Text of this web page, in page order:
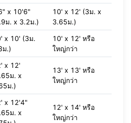
x 10'6"
ม. x 3.2ม.)
10' x 12' (3ม. x
3.65ม.)
x 10' (3ม.
ม.)
10' x 12' หรือ
ใหญ่กว่า
x 12'
ม. x
ม.)
13' x 13' หรือ
ใหญ่กว่า
x 12'4"
ม. x
12' x 14' หรือ
ใหญ่กว่า